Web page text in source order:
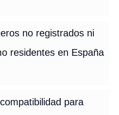
no registrados ni
residentes en España
para